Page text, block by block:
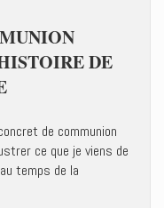
DE
de communion
ce que je viens de
temps de la